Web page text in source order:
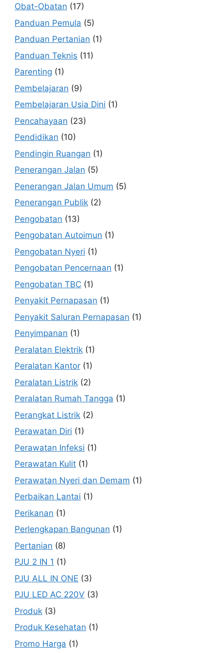
Obat-Obatan (17)
Panduan Pemula (5)
Panduan Pertanian (1)
Panduan Teknis (11)
Parenting (1)
Pembelajaran (9)
Pembelajaran Usia Dini (1)
Pencahayaan (23)
Pendidikan (10)
Pendingin Ruangan (1)
Penerangan Jalan (5)
Penerangan Jalan Umum (5)
Penerangan Publik (2)
Pengobatan (13)
Pengobatan Autoimun (1)
Pengobatan Nyeri (1)
Pengobatan Pencernaan (1)
Pengobatan TBC (1)
Penyakit Pernapasan (1)
Penyakit Saluran Pernapasan (1)
Penyimpanan (1)
Peralatan Elektrik (1)
Peralatan Kantor (1)
Peralatan Listrik (2)
Peralatan Rumah Tangga (1)
Perangkat Listrik (2)
Perawatan Diri (1)
Perawatan Infeksi (1)
Perawatan Kulit (1)
Perawatan Nyeri dan Demam (1)
Perbaikan Lantai (1)
Perikanan (1)
Perlengkapan Bangunan (1)
Pertanian (8)
PJU 2 IN 1 (1)
PJU ALL IN ONE (3)
PJU LED AC 220V (3)
Produk (3)
Produk Kesehatan (1)
Promo Harga (1)